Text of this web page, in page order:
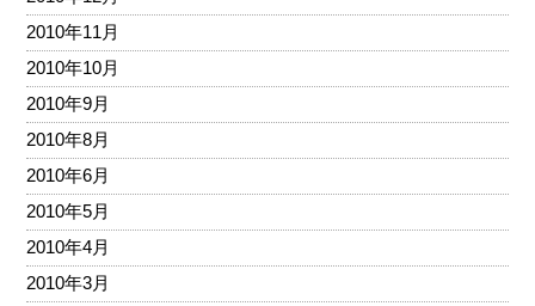
2010年11月
2010年10月
2010年9月
2010年8月
2010年6月
2010年5月
2010年4月
2010年3月